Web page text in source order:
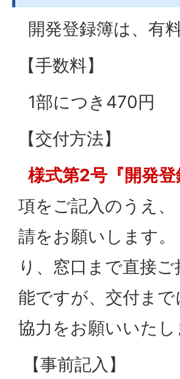
開発登録簿は、有
【手数料】
1部につき470円
【交付方法】
様式第2号『開発
項をご記入のうえ、
請をお願いします
り、窓口まで直接
能ですが、交付ま
協力をお願いいたし
【事前記入】